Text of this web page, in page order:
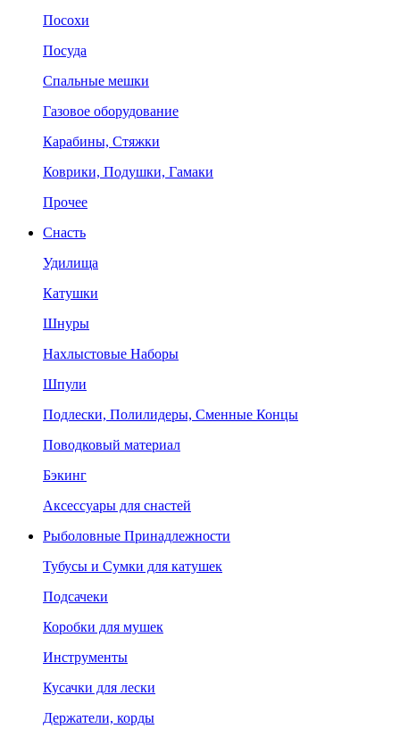
Посохи
Посуда
Спальные мешки
Газовое оборудование
Карабины, Стяжки
Коврики, Подушки, Гамаки
Прочее
Снасть
Удилища
Катушки
Шнуры
Нахлыстовые Наборы
Шпули
Подлески, Полилидеры, Сменные Концы
Поводковый материал
Бэкинг
Аксессуары для снастей
Рыболовные Принадлежности
Тубусы и Сумки для катушек
Подсачеки
Коробки для мушек
Инструменты
Кусачки для лески
Держатели, корды